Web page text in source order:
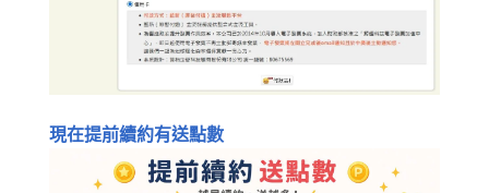
現在提前續約有送點數